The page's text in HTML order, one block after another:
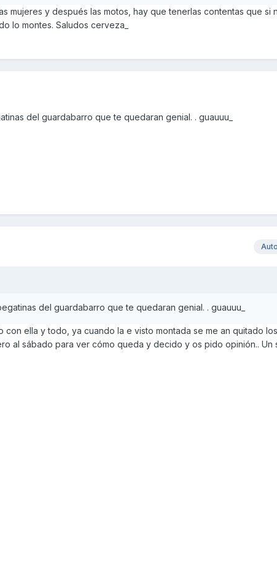
mujeres y después las motos, hay que tenerlas contentas que si
lo montes. Saludos cerveza_
del guardabarro que te quedaran genial. . guauuu_
del guardabarro que te quedaran genial. . guauuu_
con ella y todo, ya cuando la e visto montada se me an quitado
al sábado para ver cómo queda y decido y os pido opinión.. Un